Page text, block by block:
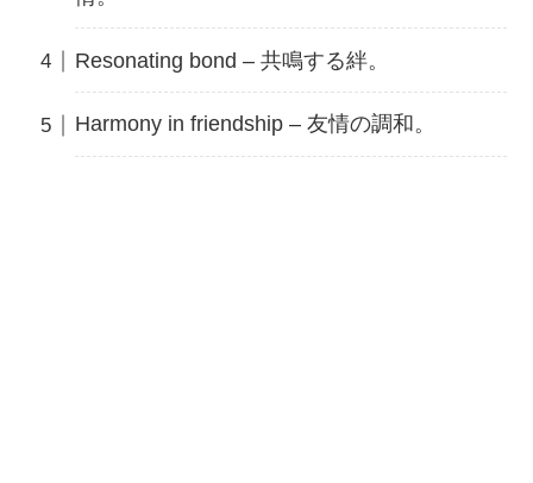
Resonating bond – 共鳴する絆。
Harmony in friendship – 友情の調和。